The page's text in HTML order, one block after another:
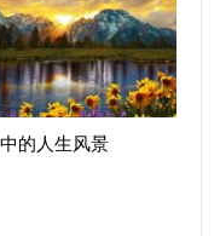
的人生风景